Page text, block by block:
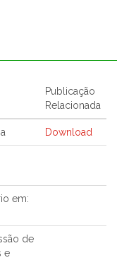
Publicação
Relacionada
Download
em:
de
e